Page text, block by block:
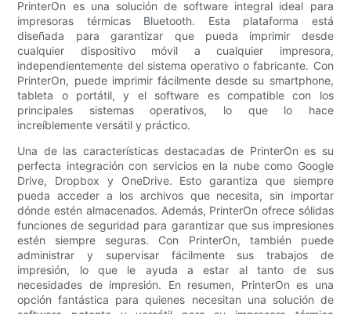
PrinterOn es una solución de software integral ideal para
impresoras térmicas Bluetooth. Esta plataforma está
diseñada para garantizar que pueda imprimir desde
cualquier dispositivo móvil a cualquier impresora,
independientemente del sistema operativo o fabricante. Con
PrinterOn, puede imprimir fácilmente desde su smartphone,
tableta o portátil, y el software es compatible con los
principales sistemas operativos, lo que lo hace
increíblemente versátil y práctico.
Una de las características destacadas de PrinterOn es su
perfecta integración con servicios en la nube como Google
Drive, Dropbox y OneDrive. Esto garantiza que siempre
pueda acceder a los archivos que necesita, sin importar
dónde estén almacenados. Además, PrinterOn ofrece sólidas
funciones de seguridad para garantizar que sus impresiones
estén siempre seguras. Con PrinterOn, también puede
administrar y supervisar fácilmente sus trabajos de
impresión, lo que le ayuda a estar al tanto de sus
necesidades de impresión. En resumen, PrinterOn es una
opción fantástica para quienes necesitan una solución de